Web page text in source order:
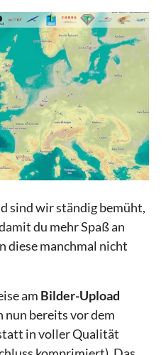
sind wir ständig bemüht,
du mehr Spaß an
diese manchmal nicht
am Bilder-Upload
nun bereits vor dem
in voller Qualität